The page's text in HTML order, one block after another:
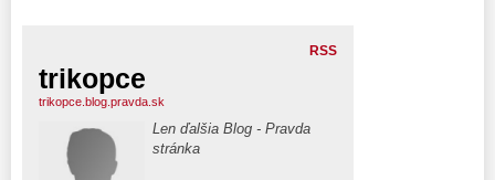
RSS
trikopce
trikopce.blog.pravda.sk
Len ďalšia Blog - Pravda
stránka